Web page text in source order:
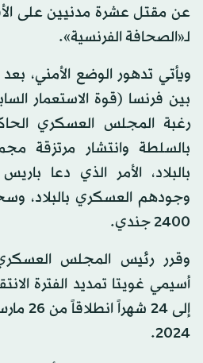
عن مقتل عشرة مدنيين على
لـ«الصحافة الفرنسية».
ويأتي تدهور الوضع الأمني،
بين فرنسا (قوة الاستعمار
رغبة المجلس العسكري
بالسلطة وانتشار مرتزقة
بالبلاد، الأمر الذي دعا
وجودهم العسكري بالبلاد،
2400 جندي.
وقرر رئيس المجلس
أسيمي غويتا تمديد الفترة
2024.